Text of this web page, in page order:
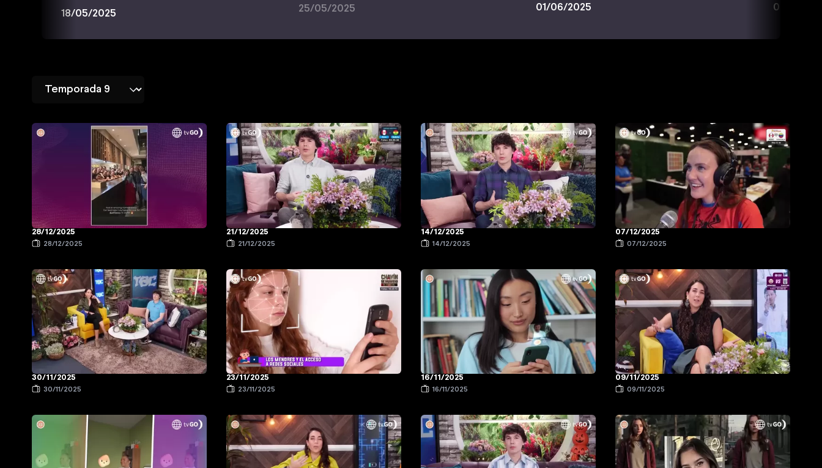
18/05/2025
25/05/2025 01/06/2025 08/06/
28/12/2025
28/12/2025
21/12/2025
21/12/2025
14/12/2025
14/12/2025
07/12/2025
07/12/2025
30/11/2025
30/11/2025
23/11/2025
23/11/2025
16/11/2025
16/11/2025
09/11/2025
09/11/2025